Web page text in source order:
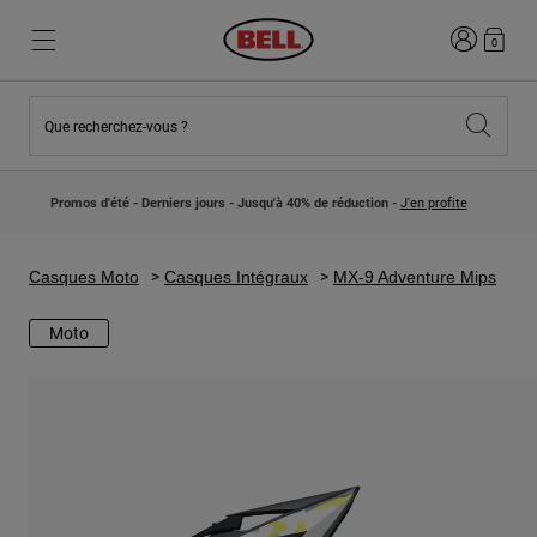
Nouveautés
Casques Motocross Enfant
Explorez Moto
Nouveautés
Lifestyle
Connexion
0
Que recherchez-vous ?
Promos d'été - Derniers jours - Jusqu'à 40% de réduction - J'en profite
Casques Moto Casques Intégraux MX-9 Adventure Mips
Moto